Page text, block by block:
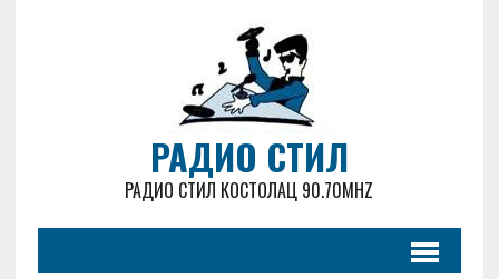
РАДИО СТИЛ
РАДИО СТИЛ КОСТОЛАЦ 90.70MHZ